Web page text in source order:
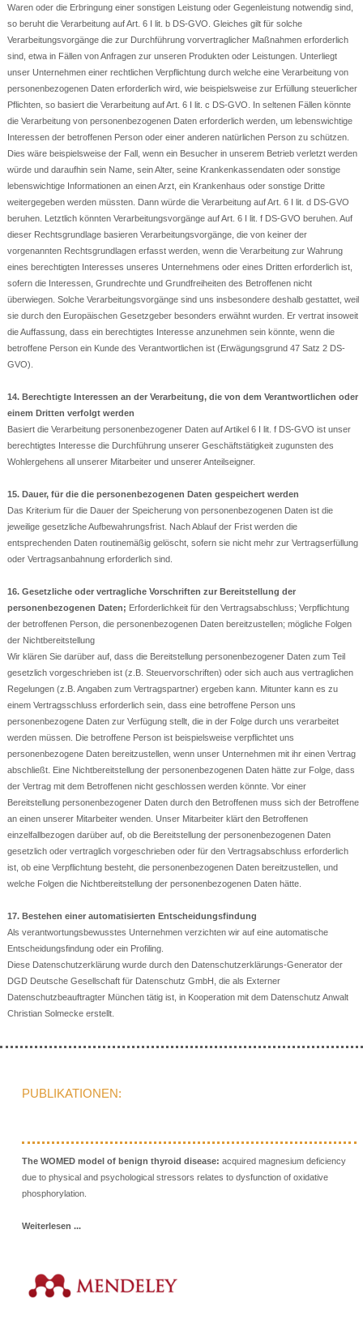
Waren oder die Erbringung einer sonstigen Leistung oder Gegenleistung notwendig sind,
so beruht die Verarbeitung auf Art. 6 I lit. b DS-GVO. Gleiches gilt für solche
Verarbeitungsvorgänge die zur Durchführung vorvertraglicher Maßnahmen erforderlich
sind, etwa in Fällen von Anfragen zur unseren Produkten oder Leistungen. Unterliegt
unser Unternehmen einer rechtlichen Verpflichtung durch welche eine Verarbeitung von
personenbezogenen Daten erforderlich wird, wie beispielsweise zur Erfüllung steuerlicher
Pflichten, so basiert die Verarbeitung auf Art. 6 I lit. c DS-GVO. In seltenen Fällen könnte
die Verarbeitung von personenbezogenen Daten erforderlich werden, um lebenswichtige
Interessen der betroffenen Person oder einer anderen natürlichen Person zu schützen.
Dies wäre beispielsweise der Fall, wenn ein Besucher in unserem Betrieb verletzt werden
würde und daraufhin sein Name, sein Alter, seine Krankenkassendaten oder sonstige
lebenswichtige Informationen an einen Arzt, ein Krankenhaus oder sonstige Dritte
weitergegeben werden müssten. Dann würde die Verarbeitung auf Art. 6 I lit. d DS-GVO
beruhen. Letztlich könnten Verarbeitungsvorgänge auf Art. 6 I lit. f DS-GVO beruhen. Auf
dieser Rechtsgrundlage basieren Verarbeitungsvorgänge, die von keiner der
vorgenannten Rechtsgrundlagen erfasst werden, wenn die Verarbeitung zur Wahrung
eines berechtigten Interesses unseres Unternehmens oder eines Dritten erforderlich ist,
sofern die Interessen, Grundrechte und Grundfreiheiten des Betroffenen nicht
überwiegen. Solche Verarbeitungsvorgänge sind uns insbesondere deshalb gestattet, weil
sie durch den Europäischen Gesetzgeber besonders erwähnt wurden. Er vertrat insoweit
die Auffassung, dass ein berechtigtes Interesse anzunehmen sein könnte, wenn die
betroffene Person ein Kunde des Verantwortlichen ist (Erwägungsgrund 47 Satz 2 DS-
GVO).
14. Berechtigte Interessen an der Verarbeitung, die von dem Verantwortlichen oder
einem Dritten verfolgt werden
Basiert die Verarbeitung personenbezogener Daten auf Artikel 6 I lit. f DS-GVO ist unser
berechtigtes Interesse die Durchführung unserer Geschäftstätigkeit zugunsten des
Wohlergehens all unserer Mitarbeiter und unserer Anteilseigner.
15. Dauer, für die die personenbezogenen Daten gespeichert werden
Das Kriterium für die Dauer der Speicherung von personenbezogenen Daten ist die
jeweilige gesetzliche Aufbewahrungsfrist. Nach Ablauf der Frist werden die
entsprechenden Daten routinemäßig gelöscht, sofern sie nicht mehr zur Vertragserfüllung
oder Vertragsanbahnung erforderlich sind.
16. Gesetzliche oder vertragliche Vorschriften zur Bereitstellung der
personenbezogenen Daten; Erforderlichkeit für den Vertragsabschluss; Verpflichtung
der betroffenen Person, die personenbezogenen Daten bereitzustellen; mögliche Folgen
der Nichtbereitstellung
Wir klären Sie darüber auf, dass die Bereitstellung personenbezogener Daten zum Teil
gesetzlich vorgeschrieben ist (z.B. Steuervorschriften) oder sich auch aus vertraglichen
Regelungen (z.B. Angaben zum Vertragspartner) ergeben kann. Mitunter kann es zu
einem Vertragsschluss erforderlich sein, dass eine betroffene Person uns
personenbezogene Daten zur Verfügung stellt, die in der Folge durch uns verarbeitet
werden müssen. Die betroffene Person ist beispielsweise verpflichtet uns
personenbezogene Daten bereitzustellen, wenn unser Unternehmen mit ihr einen Vertrag
abschließt. Eine Nichtbereitstellung der personenbezogenen Daten hätte zur Folge, dass
der Vertrag mit dem Betroffenen nicht geschlossen werden könnte. Vor einer
Bereitstellung personenbezogener Daten durch den Betroffenen muss sich der Betroffene
an einen unserer Mitarbeiter wenden. Unser Mitarbeiter klärt den Betroffenen
einzelfallbezogen darüber auf, ob die Bereitstellung der personenbezogenen Daten
gesetzlich oder vertraglich vorgeschrieben oder für den Vertragsabschluss erforderlich
ist, ob eine Verpflichtung besteht, die personenbezogenen Daten bereitzustellen, und
welche Folgen die Nichtbereitstellung der personenbezogenen Daten hätte.
17. Bestehen einer automatisierten Entscheidungsfindung
Als verantwortungsbewusstes Unternehmen verzichten wir auf eine automatische
Entscheidungsfindung oder ein Profiling.
Diese Datenschutzerklärung wurde durch den Datenschutzerklärungs-Generator der
DGD Deutsche Gesellschaft für Datenschutz GmbH, die als Externer
Datenschutzbeauftragter München tätig ist, in Kooperation mit dem Datenschutz Anwalt
Christian Solmecke erstellt.
PUBLIKATIONEN:
The WOMED model of benign thyroid disease:acquired magnesium deficiency
due to physical and psychological stressors relates to dysfunction of oxidative
phosphorylation.
Weiterlesen ...